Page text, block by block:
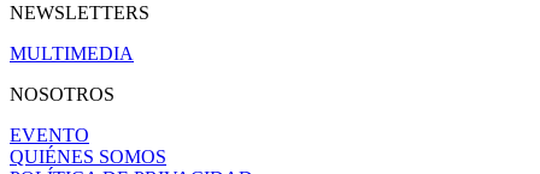
NEWSLETTERS
MULTIMEDIA
NOSOTROS
EVENTO
QUIÉNES SOMOS